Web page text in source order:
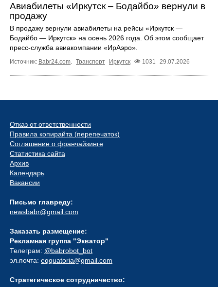
Авиабилеты «Иркутск – Бодайбо» вернули в
продажу
В продажу вернули авиабилеты на рейсы «Иркутск —
Бодайбо — Иркутск» на осень 2026 года. Об этом сообщает
пресс‑служба авиакомпании «ИрАэро».
Источник: Babr24.com Транспорт Иркутск 1031 29.07.2026
Отказ от ответственности
Правила копирайта (перепечаток)
Соглашение о франчайзинге
Статистика сайта
Архив
Календарь
Вакансии
Письмо главреду:
newsbabr@gmail.com
Заказать размещение:
Рекламная группа "Экватор"
Телеграм: @babrobot_bot
эл.почта: eqquatoria@gmail.com
Стратегическое сотрудничество: